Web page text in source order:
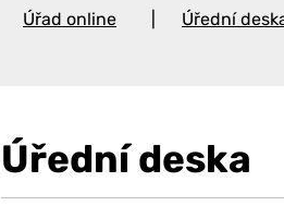
Úřad online Úřední
Úřední deska